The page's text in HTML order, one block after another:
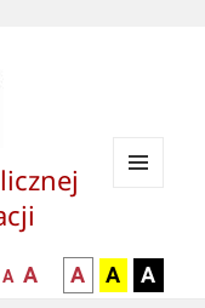
normalna
A
większa-
czcionka
A
kontrast
czarny
A
kontrast
czarny
A
żółty
A